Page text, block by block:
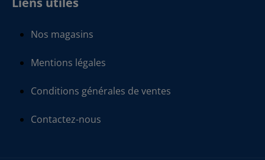
Nos magasins
Mentions légales
Conditions générales de ventes
Contactez-nous